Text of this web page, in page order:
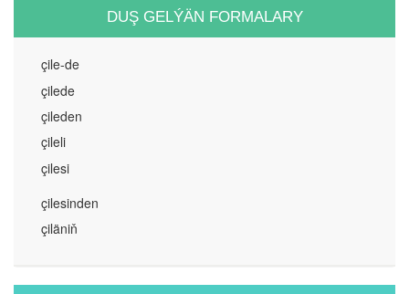
DUŞ GELÝÄN FORMALARY
çile-de
çilede
çileden
çileli
çilesi
çilesinden
çiläniň